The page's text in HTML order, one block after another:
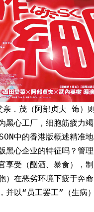
亲．茂（阿部贞夫 饰）
黑心工厂，细胞筋疲力
中的香港版概述精准地
黑心企业的特征吗？管理
享受（酗酒、暴食），
）在恶劣环境下疲于奔
并以“员工罢工”（生病